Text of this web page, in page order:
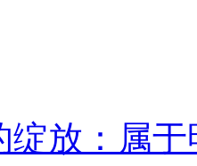
绽放：属